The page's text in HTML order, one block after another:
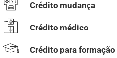
Crédito mudança
Crédito médico
Crédito para formação